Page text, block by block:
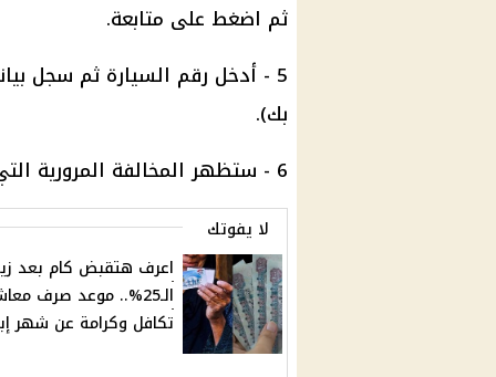
ثم اضغط على متابعة.
5 - أدخل رقم السيارة ثم سجل
بك).
6 - ستظهر المخالفة المرورية التي تستفسر عنها.
لا يفوتك
اعرف هتقبض كام بعد
الـ25%.. موعد صرف
تكافل وكرامة عن شهر